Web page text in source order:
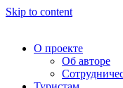
Skip to content
О проекте
Об авторе